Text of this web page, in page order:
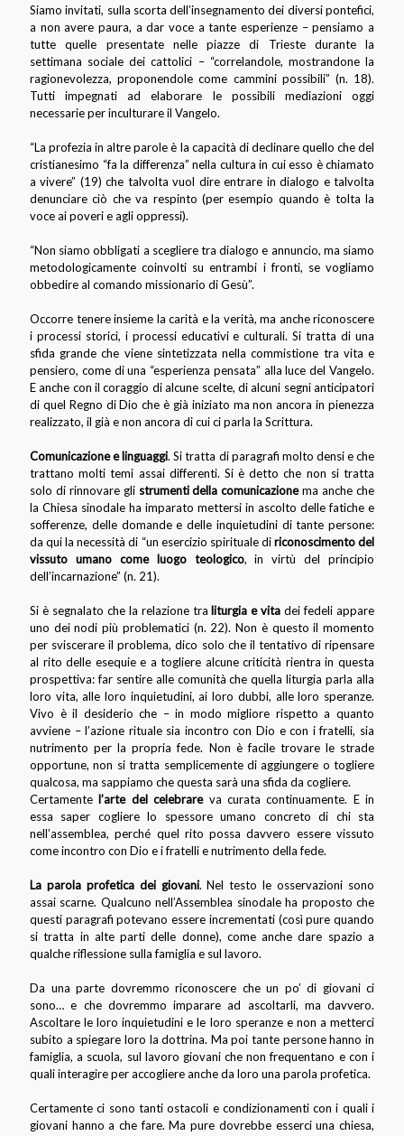
Siamo invitati, sulla scorta dell’insegnamento dei diversi pontefici,
a non avere paura, a dar voce a tante esperienze – pensiamo a
tutte quelle presentate nelle piazze di Trieste durante la
settimana sociale dei cattolici – “correlandole, mostrandone la
ragionevolezza, proponendole come cammini possibili” (n. 18).
Tutti impegnati ad elaborare le possibili mediazioni oggi
necessarie per inculturare il Vangelo.
“La profezia in altre parole è la capacità di declinare quello che del
cristianesimo “fa la differenza” nella cultura in cui esso è chiamato
a vivere” (19) che talvolta vuol dire entrare in dialogo e talvolta
denunciare ciò che va respinto (per esempio quando è tolta la
voce ai poveri e agli oppressi).
“Non siamo obbligati a scegliere tra dialogo e annuncio, ma siamo
metodologicamente coinvolti su entrambi i fronti, se vogliamo
obbedire al comando missionario di Gesù”.
Occorre tenere insieme la carità e la verità, ma anche riconoscere
i processi storici, i processi educativi e culturali. Si tratta di una
sfida grande che viene sintetizzata nella commistione tra vita e
pensiero, come di una “esperienza pensata” alla luce del Vangelo.
E anche con il coraggio di alcune scelte, di alcuni segni anticipatori
di quel Regno di Dio che è già iniziato ma non ancora in pienezza
realizzato, il già e non ancora di cui ci parla la Scrittura.
Comunicazione e linguaggi. Si tratta di paragrafi molto densi e che
trattano molti temi assai differenti. Si è detto che non si tratta
solo di rinnovare gli strumenti della comunicazionema anche che
la Chiesa sinodale ha imparato mettersi in ascolto delle fatiche e
sofferenze, delle domande e delle inquietudini di tante persone:
da qui la necessità di “un esercizio spirituale diriconoscimento del
vissuto umano come luogo teologico, in virtù del principio
dell’incarnazione” (n. 21).
Si è segnalato che la relazione tra liturgia e vita dei fedeli appare
uno dei nodi più problematici (n. 22). Non è questo il momento
per sviscerare il problema, dico solo che il tentativo di ripensare
al rito delle esequie e a togliere alcune criticità rientra in questa
prospettiva: far sentire alle comunità che quella liturgia parla alla
loro vita, alle loro inquietudini, ai loro dubbi, alle loro speranze.
Vivo è il desiderio che – in modo migliore rispetto a quanto
avviene – l’azione rituale sia incontro con Dio e con i fratelli, sia
nutrimento per la propria fede. Non è facile trovare le strade
opportune, non si tratta semplicemente di aggiungere o togliere
qualcosa, ma sappiamo che questa sarà una sfida da cogliere.
Certamente l’arte del celebrareva curata continuamente. E in
essa saper cogliere lo spessore umano concreto di chi sta
nell’assemblea, perché quel rito possa davvero essere vissuto
come incontro con Dio e i fratelli e nutrimento della fede.
La parola profetica dei giovani. Nel testo le osservazioni sono
assai scarne. Qualcuno nell’Assemblea sinodale ha proposto che
questi paragrafi potevano essere incrementati (così pure quando
si tratta in alte parti delle donne), come anche dare spazio a
qualche riflessione sulla famiglia e sul lavoro.
Da una parte dovremmo riconoscere che un po’ di giovani ci
sono… e che dovremmo imparare ad ascoltarli, ma davvero.
Ascoltare le loro inquietudini e le loro speranze e non a metterci
subito a spiegare loro la dottrina. Ma poi tante persone hanno in
famiglia, a scuola, sul lavoro giovani che non frequentano e con i
quali interagire per accogliere anche da loro una parola profetica.
Certamente ci sono tanti ostacoli e condizionamenti con i quali i
giovani hanno a che fare. Ma pure dovrebbe esserci una chiesa,